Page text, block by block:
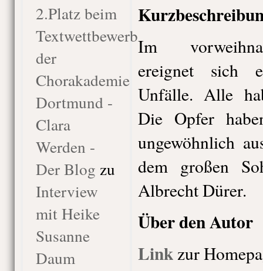
2.Platz beim
Textwettbewerb
der
Chorakademie
Dortmund -
Clara
Werden -
Der Blog zu
Interview
mit Heike
Susanne
Daum
Im
ereignet sich
Unfälle. Alle
Die Opfer
ungewöhnlich
dem großen
Albrecht Dürer.
Über den Autor
Link zur